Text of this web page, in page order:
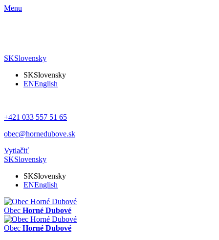
Menu
SKSlovensky
SKSlovensky
ENEnglish
+421 033 557 51 65
obec@hornedubove.sk
Vytlačiť
SKSlovensky
SKSlovensky
ENEnglish
Obec Horné Dubové
Obec Horné Dubové